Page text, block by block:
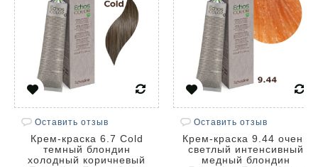
Оставить отзыв
Крем-краска 6.7 Cold
темный блондин
холодный коричневый
Оставить отзыв
Крем-краска 9.44 очень
светлый интенсивный
медный блондин